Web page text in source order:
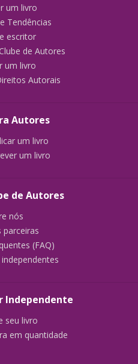
um livro
Tendências
escritor
de Autores
um livro
Autorais
Autores
um livro
um livro
de Autores
nós
parceiras
(FAQ)
Independente
seu livro
em quantidade